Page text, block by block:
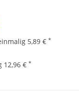
5,89 € *
12,96 € *